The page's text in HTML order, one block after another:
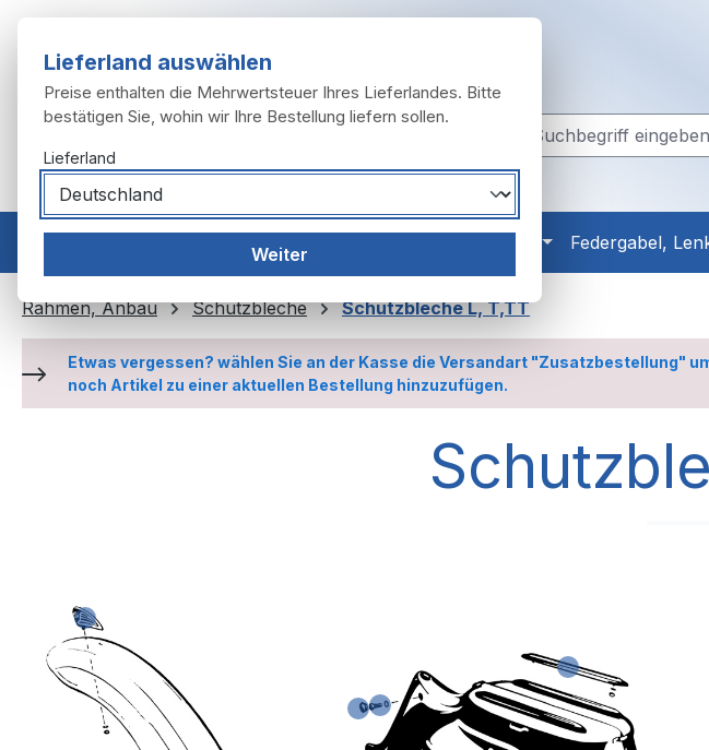
Federgabel,
Rahmen, Anbau Schutzbleche Schutzbleche L, T,TT
Etwas vergessen? wählen Sie an der Kasse die Versandart "Zusatzbestellung"
noch Artikel zu einer aktuellen Bestellung hinzuzufügen.
Lieferland auswählen
Preise enthalten die Mehrwertsteuer Ihres Lieferlandes. Bitte
bestätigen Sie, wohin wir Ihre Bestellung liefern sollen.
Lieferland
Weiter